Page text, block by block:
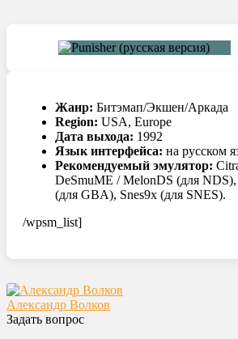
Жанр: Битэмап/Экшен/Аркада
Region: USA, Europe
Дата выхода: 1992
Язык интерфейса: на русском
Рекомендуемый эмулятор:
DeSmuME / MelonDS (для
(для GBA), Snes9x (для SNES).
/wpsm_list]
Александр Волков
Задать вопрос